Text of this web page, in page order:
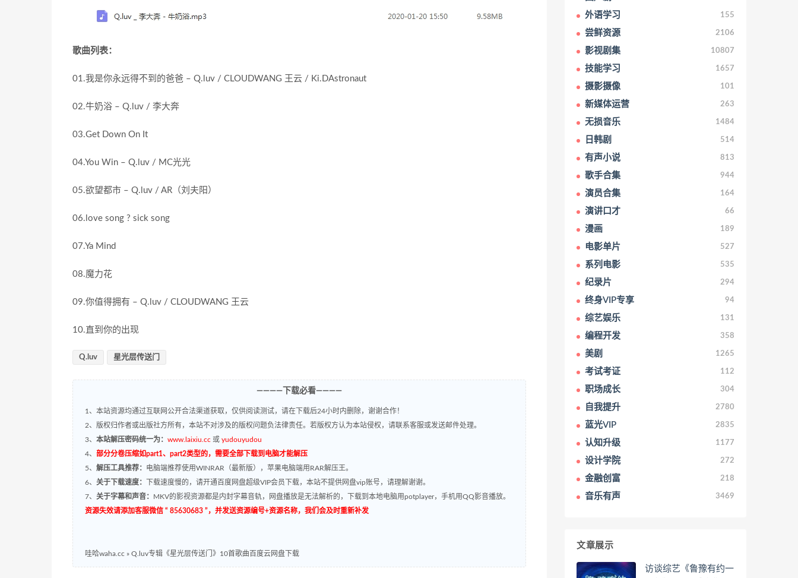
歌曲列表：
01.我是你永远得不到的爸爸 – Q.luv / CLOUDWANG 王云 / Ki.DAstronaut
02.牛奶浴 – Q.luv / 李大奔
03.Get Down On It
04.You Win – Q.luv / MC光光
05.欲望都市 – Q.luv / AR（刘夫阳）
06.love song ? sick song
07.Ya Mind
08.魔力花
09.你值得拥有 – Q.luv / CLOUDWANG 王云
10.直到你的出现
Q.luv 星光层传送门
————下载必看————
1、本站资源均通过互联网公开合法渠道获取，仅供阅读测试，请在下载后24小时内删除，谢谢合作！
2、版权归作者或出版社方所有，本站不对涉及的版权问题负法律责任。若版权方认为本站侵权，请联系客服或发送邮件处理。
3、 本站解压密码统一为： www.laixiu.cc 或 yudouyudou
4、 部分分卷压缩如part1、part2类型的，需要全部下载到电脑才能解压
5、 解压工具推荐： 电脑端推荐使用WINRAR（最新版），苹果电脑端用RAR解压王。
6、 关于下载速度：
下载速度慢的，请开通百度网盘超级VIP会员下载，本站不提供网盘vip账号，请理解谢谢。
7、 关于字幕和声音： MKV的影视资源都是内封字幕音轨，网盘播放是无法解析的，下载到本地电脑用potplayer，手机用QQ影音播放。
资源失效请添加客服微信 “ 85630683 ”，并发送资源编号+资源名称，我们会及时重新补发
哇哈waha.cc » Q.luv专辑《星光层传送门》10首歌曲百度云网盘下载
外语学习 155
尝鲜资源 2106
影视剧集 10807
技能学习 1657
摄影摄像 101
新媒体运营 263
无损音乐 1484
日韩剧 514
有声小说 813
歌手合集 944
演员合集 164
演讲口才 66
漫画 189
电影单片 527
系列电影 535
纪录片 294
终身VIP专享 94
综艺娱乐 131
编程开发 358
美剧 1265
考试考证 112
职场成长 304
自我提升 2780
蓝光VIP 2835
认知升级 1177
设计学院 272
金融创富 218
音乐有声 3469
文章展示
访谈综艺《鲁豫有约一